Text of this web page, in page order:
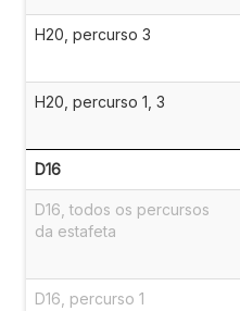
H20, percurso 3
H20, percurso 1, 3
D16
D16, todos os percursos
da estafeta
D16, percurso 1